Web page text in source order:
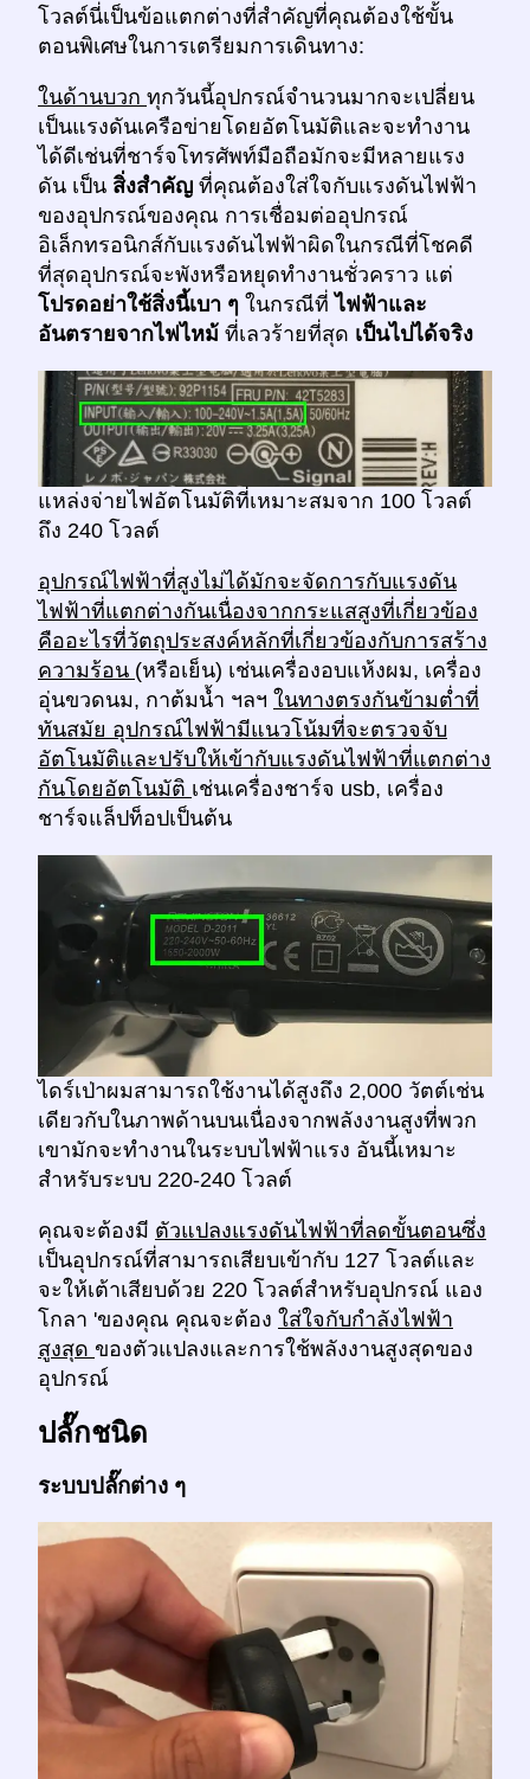
โวลต์นี่เป็นข้อแตกต่างที่สำคัญที่คุณต้องใช้ขั้น
ตอนพิเศษในการเตรียมการเดินทาง:
ในด้านบวก ทุกวันนี้อุปกรณ์จำนวนมากจะเปลี่ยน
เป็นแรงดันเครือข่ายโดยอัตโนมัติและจะทำงาน
ได้ดีเช่นที่ชาร์จโทรศัพท์มือถือมักจะมีหลายแรง
ดัน เป็น สิ่งสำคัญ ที่คุณต้องใส่ใจกับแรงดันไฟฟ้า
ของอุปกรณ์ของคุณ การเชื่อมต่ออุปกรณ์
อิเล็กทรอนิกส์กับแรงดันไฟฟ้าผิดในกรณีที่โชคดี
ที่สุดอุปกรณ์จะพังหรือหยุดทำงานชั่วคราว แต่
โปรดอย่าใช้สิ่งนี้เบา ๆ ในกรณีที่ ไฟฟ้าและ
อันตรายจากไฟไหม้ ที่เลวร้ายที่สุด เป็นไปได้จริง
แหล่งจ่ายไฟอัตโนมัติที่เหมาะสมจาก 100 โวลต์
ถึง 240 โวลต์
อุปกรณ์ไฟฟ้าที่สูงไม่ได้มักจะจัดการกับแรงดัน
ไฟฟ้าที่แตกต่างกันเนื่องจากกระแสสูงที่เกี่ยวข้อง
คืออะไรที่วัตถุประสงค์หลักที่เกี่ยวข้องกับการสร้าง
ความร้อน (หรือเย็น) เช่นเครื่องอบแห้งผม, เครื่อง
อุ่นขวดนม, กาต้มน้ำ ฯลฯ ในทางตรงกันข้ามต่ำที่
ทันสมัย อุปกรณ์ไฟฟ้ามีแนวโน้มที่จะตรวจจับ
อัตโนมัติและปรับให้เข้ากับแรงดันไฟฟ้าที่แตกต่าง
กันโดยอัตโนมัติ เช่นเครื่องชาร์จ usb, เครื่อง
ชาร์จแล็ปท็อปเป็นต้น
ไดร์เป่าผมสามารถใช้งานได้สูงถึง 2,000 วัตต์เช่น
เดียวกับในภาพด้านบนเนื่องจากพลังงานสูงที่พวก
เขามักจะทำงานในระบบไฟฟ้าแรง อันนี้เหมาะ
สำหรับระบบ 220-240 โวลต์
คุณจะต้องมี ตัวแปลงแรงดันไฟฟ้าที่ลดขั้นตอนซึ่ง
เป็นอุปกรณ์ที่สามารถเสียบเข้ากับ 127 โวลต์และ
จะให้เต้าเสียบด้วย 220 โวลต์สำหรับอุปกรณ์ แอง
โกลา 'ของคุณ คุณจะต้อง ใส่ใจกับกำลังไฟฟ้า
สูงสุด ของตัวแปลงและการใช้พลังงานสูงสุดของ
อุปกรณ์
ปลั๊กชนิด
ระบบปลั๊กต่าง ๆ